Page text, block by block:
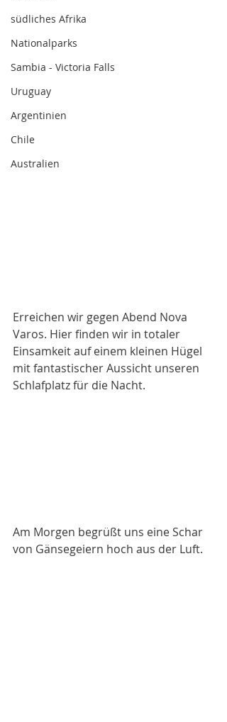
südliches Afrika
Nationalparks
Sambia - Victoria Falls
Uruguay
Argentinien
Chile
Australien
Erreichen wir gegen Abend Nova
Varos. Hier finden wir in totaler
Einsamkeit auf einem kleinen Hügel
mit fantastischer Aussicht unseren
Schlafplatz für die Nacht.
Am Morgen begrüßt uns eine Schar
von Gänsegeiern hoch aus der Luft.